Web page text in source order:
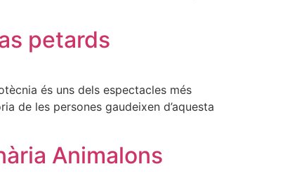
petards
és uns dels espectacles més
de les persones gaudeixen d’aquesta
Animalons